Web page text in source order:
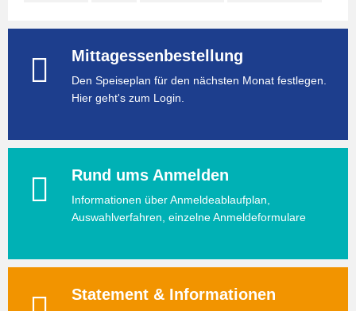
Mittagessenbestellung
Den Speiseplan für den nächsten Monat festlegen.
Hier geht's zum Login.
Rund ums Anmelden
Informationen über Anmeldeablaufplan,
Auswahlverfahren, einzelne Anmeldeformulare
Statement & Informationen